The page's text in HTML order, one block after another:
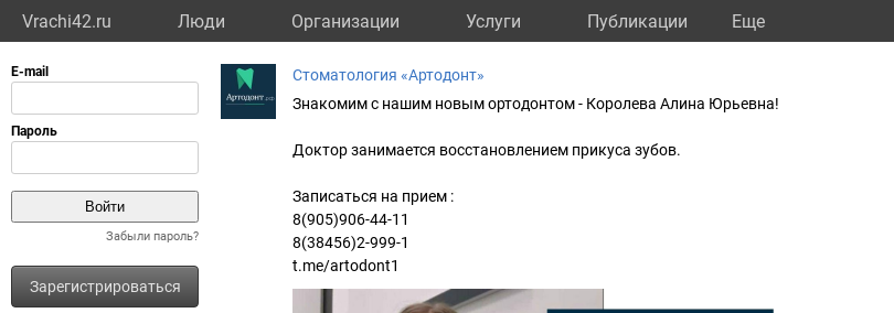
Vrachi42.ru Люди Организации Услуги Публикации Eще
Забыли пароль?
Зарегистрироваться
Стоматология «Артодонт»
Знакомим с нашим новым ортодонтом - Королева Алина Юрьевна!
Доктор занимается восстановлением прикуса зубов.
Записаться на прием :
8(905)906-44-11
8(38456)2-999-1
t.me/artodont1